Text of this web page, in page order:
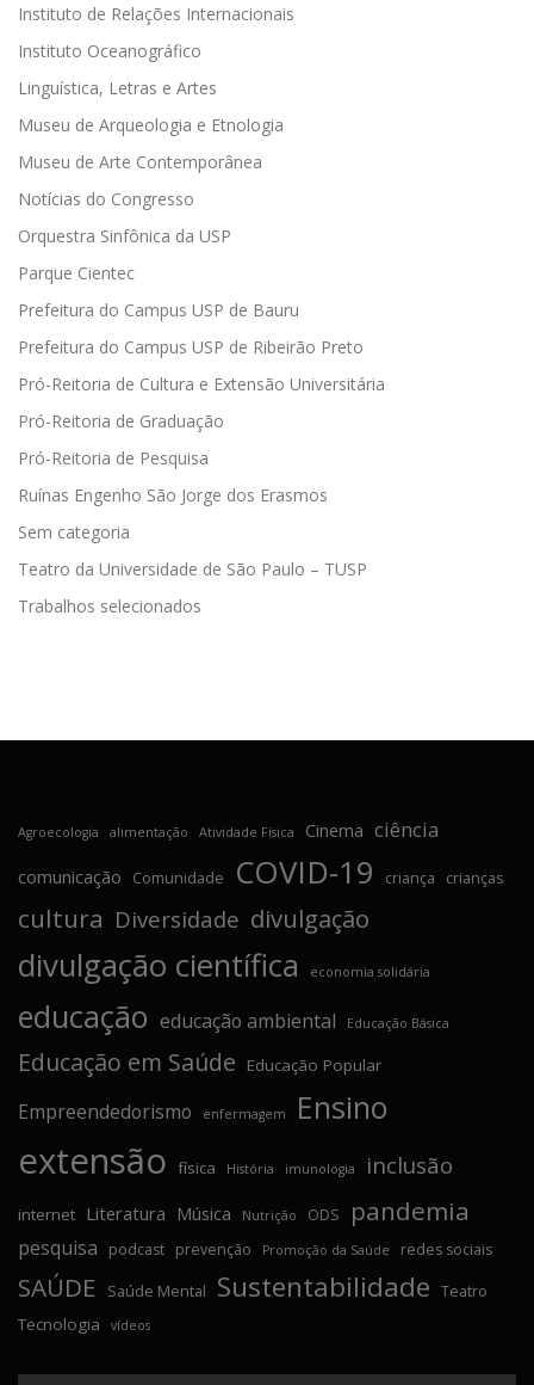
Instituto de Relações Internacionais
Instituto Oceanográfico
Linguística, Letras e Artes
Museu de Arqueologia e Etnologia
Museu de Arte Contemporânea
Notícias do Congresso
Orquestra Sinfônica da USP
Parque Cientec
Prefeitura do Campus USP de Bauru
Prefeitura do Campus USP de Ribeirão Preto
Pró-Reitoria de Cultura e Extensão Universitária
Pró-Reitoria de Graduação
Pró-Reitoria de Pesquisa
Ruínas Engenho São Jorge dos Erasmos
Sem categoria
Teatro da Universidade de São Paulo – TUSP
Trabalhos selecionados
Agroecologia alimentação Atividade Física Cinema ciência
comunicação Comunidade COVID-19 criança crianças
cultura Diversidade divulgação
divulgação científica economia solidária
educação educação ambiental Educação Básica
Educação em Saúde Educação Popular
Empreendedorismo enfermagem Ensino
extensão física História imunologia inclusão
internet Literatura Música Nutrição ODS pandemia
pesquisa podcast prevenção Promoção da Saúde redes sociais
SAÚDE Saúde Mental Sustentabilidade Teatro
Tecnologia vídeos